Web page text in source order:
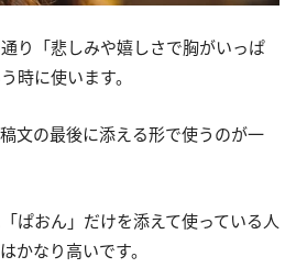
り「悲しみや嬉しさで胸がいっぱ
時に使います。
文の最後に添える形で使うのが一
ぱおん」だけを添えて使っている人
かなり高いです。